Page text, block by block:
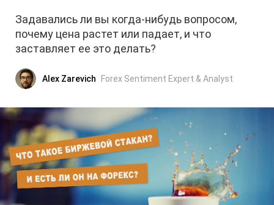
Задавались ли вы когда-нибудь вопросом,
почему цена растет или падает, и что
заставляет ее это делать?
Alex Zarevich Forex Sentiment Expert & Analyst